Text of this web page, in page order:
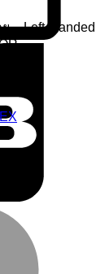
– Left-Handed